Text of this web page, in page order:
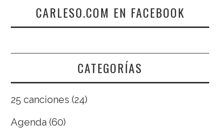
CARLESO.COM EN FACEBOOK
CATEGORÍAS
25 canciones (24)
Agenda (60)